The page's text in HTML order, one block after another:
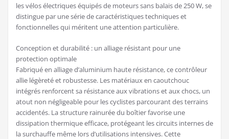
les vélos électriques équipés de moteurs sans balais de 250 W, se
distingue par une série de caractéristiques techniques et
fonctionnelles qui méritent une attention particulière.
Conception et durabilité : un alliage résistant pour une
protection optimale
Fabriqué en alliage d’aluminium haute résistance, ce contrôleur
allie légèreté et robustesse. Les matériaux en caoutchouc
intégrés renforcent sa résistance aux vibrations et aux chocs, un
atout non négligeable pour les cyclistes parcourant des terrains
accidentés. La structure rainurée du boîtier favorise une
dissipation thermique efficace, protégeant les circuits internes de
la surchauffe même lors d’utilisations intensives. Cette